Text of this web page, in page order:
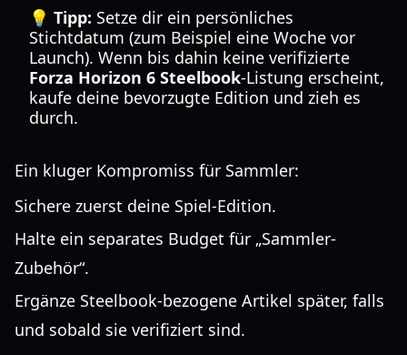
💡 Tipp: Setze dir ein persönliches
Stichtdatum (zum Beispiel eine Woche vor
Launch). Wenn bis dahin keine verifizierte
Forza Horizon 6 Steelbook-Listung erscheint,
kaufe deine bevorzugte Edition und zieh es
durch.
Ein kluger Kompromiss für Sammler:
Sichere zuerst deine Spiel-Edition.
Halte ein separates Budget für „Sammler-
Zubehör“.
Ergänze Steelbook-bezogene Artikel später, falls
und sobald sie verifiziert sind.